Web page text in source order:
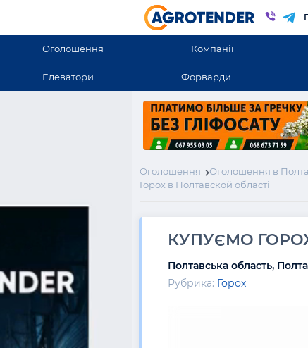
Оголошення Компанії
Елеватори Форварди
Оголошення Оголошення в
Горох в Полтавской області
КУПУЄМО
Полтавська область,
Рубрика: Горох